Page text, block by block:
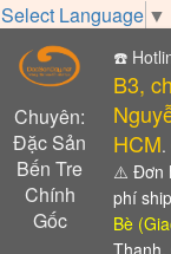
Select Language ▼
Chuyên:
Đặc Sản
Bến Tre
Chính
Gốc
☎️
B3,
HCM.
⚠️ Đơn
phí
Bè
Thạnh,